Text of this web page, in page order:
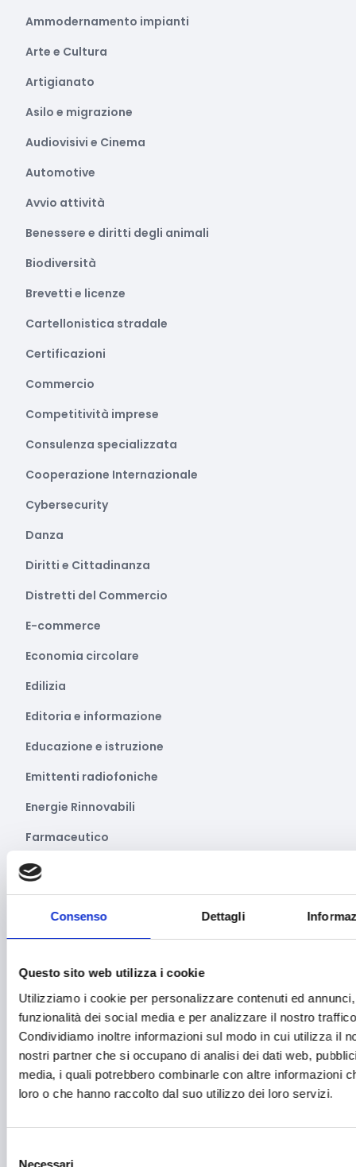
Consenso Dettagli
Questo sito web utilizza i cookie
Utilizziamo i cookie per personalizzare contenuti ed
funzionalità dei social media e per analizzare il nostro
Condividiamo inoltre informazioni sul modo in cui utilizza il
nostri partner che si occupano di analisi dei dati web,
media, i quali potrebbero combinarle con altre informazioni
loro o che hanno raccolto dal suo utilizzo dei loro servizi.
Necessari
Ammodernamento impianti
Arte e Cultura
Artigianato
Asilo e migrazione
Audiovisivi e Cinema
Automotive
Avvio attività
Benessere e diritti degli animali
Biodiversità
Brevetti e licenze
Cartellonistica stradale
Certificazioni
Commercio
Competitività imprese
Consulenza specializzata
Cooperazione Internazionale
Cybersecurity
Danza
Diritti e Cittadinanza
Distretti del Commercio
E-commerce
Economia circolare
Edilizia
Editoria e informazione
Educazione e istruzione
Emittenti radiofoniche
Energie Rinnovabili
Farmaceutico
Farmacia e/o chimica
Fashion
Fotovoltaico
Gastronomia
Giustizia e sicurezza